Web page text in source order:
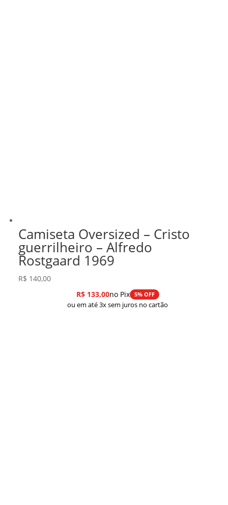
Camiseta Oversized – Cristo
guerrilheiro – Alfredo
Rostgaard 1969
R$ 140,00
R$133,00no Pix 5% OFF
ou em até 3x sem juros no cartão